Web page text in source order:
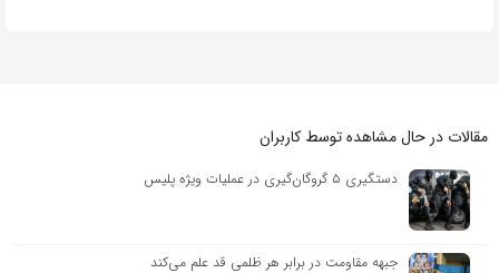
مقالات در حال مشاهده توسط کاربران
دستگیری ۵ گروگان‌گیری در عملیات ویژه پلیس
جبهه مقاومت در برابر هر ظلمی قد علم می‌کند